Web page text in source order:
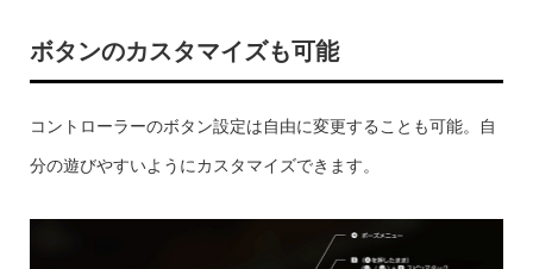
ボタンのカスタマイズも可能
コントローラーのボタン設定は自由に変更することも可能。自
分の遊びやすいようにカスタマイズできます。